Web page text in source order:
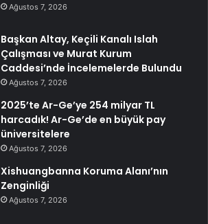
Ağustos 7, 2026
Başkan Altay, Keçili Kanalı Islah
Çalışması ve Murat Kurum
Caddesi’nde İncelemelerde Bulundu
Ağustos 7, 2026
2025’te Ar-Ge’ye 254 milyar TL
harcadık! Ar-Ge’de en büyük pay
üniversitelere
Ağustos 7, 2026
Xishuangbanna Koruma Alanı’nın
Zenginliği
Ağustos 7, 2026